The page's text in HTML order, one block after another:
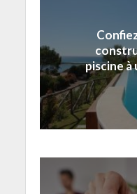
piscine